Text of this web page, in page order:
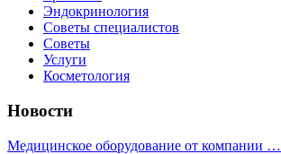
Эндокринология
Советы специалистов
Советы
Услуги
Косметология
Новости
Медицинское оборудование от компании …